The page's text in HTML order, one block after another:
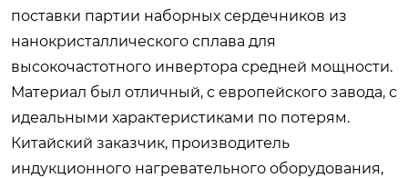
поставки партии наборных сердечников из
нанокристаллического сплава для
высокочастотного инвертора средней мощности.
Материал был отличный, с европейского завода, с
идеальными характеристиками по потерям.
Китайский заказчик, производитель
индукционного нагревательного оборудования,